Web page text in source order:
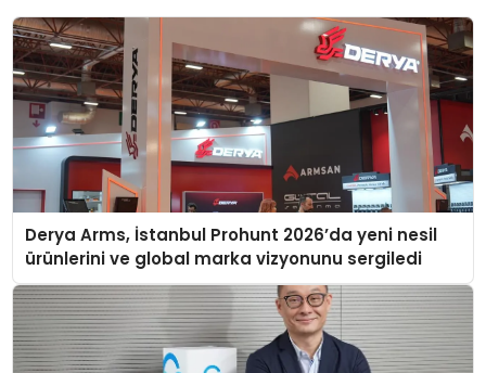
Derya Arms, İstanbul Prohunt 2026’da yeni nesil
ürünlerini ve global marka vizyonunu sergiledi